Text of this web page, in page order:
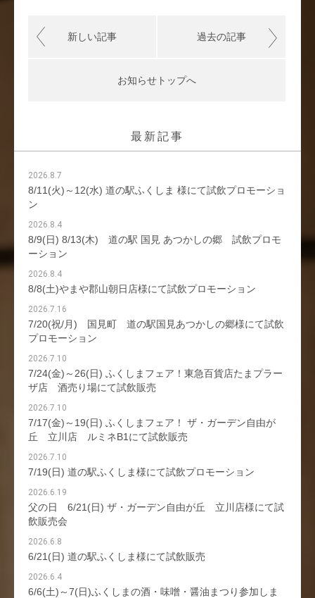
新しい記事
お知らせトップへ
過去の記事
最新記事
2026.8.7
8/11(火)～12(水) 道の駅ふくしま 様にて試飲プロモーショ
ン
2026.8.4
8/9(日) 8/13(木) 道の駅 国見 あつかしの郷 試飲プロモ
ーション
2026.8.4
8/8(土)やまや郡山朝日店様にて試飲プロモーション
2026.7.16
7/20(祝/月) 国見町 道の駅国見あつかしの郷様にて試飲
プロモーション
2026.7.10
7/24(金)～26(日) ふくしまフェア！東急百貨店たまプラー
ザ店 酒売り場にて試飲販売
2026.7.10
7/17(金)～19(日) ふくしまフェア！ ザ・ガーデン自由が
丘 立川店 ルミネB1にて試飲販売
2026.7.10
7/19(日) 道の駅ふくしま様にて試飲プロモーション
2026.6.19
父の日 6/21(日) ザ・ガーデン自由が丘 立川店様にて試
飲販売会
2026.6.8
6/21(日) 道の駅ふくしま様にて試飲販売
2026.6.4
6/6(土)～7(日)ふくしまの酒・味噌・醤油まつり参加しま